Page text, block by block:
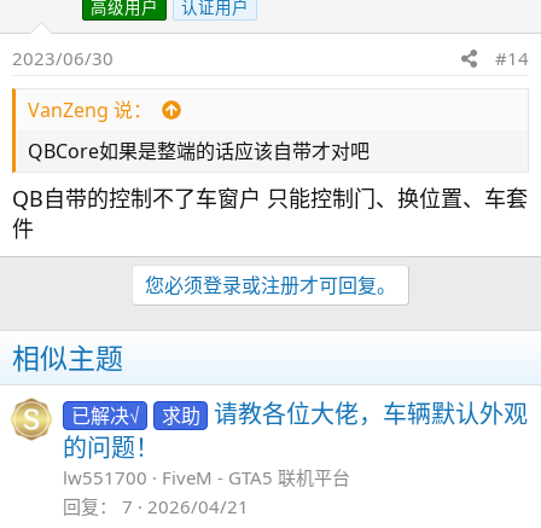
高级用户
认证用户
2023/06/30 #14
VanZeng 说：
QBCore如果是整端的话应该自带才对吧
QB自带的控制不了车窗户 只能控制门、换位置、车套
件
您必须登录或注册才可回复。
相似主题
已解决√ 求助 请教各位大佬，车辆默认外观
的问题！
lw551700
FiveM - GTA5 联机平台
回复
7 2026/04/21